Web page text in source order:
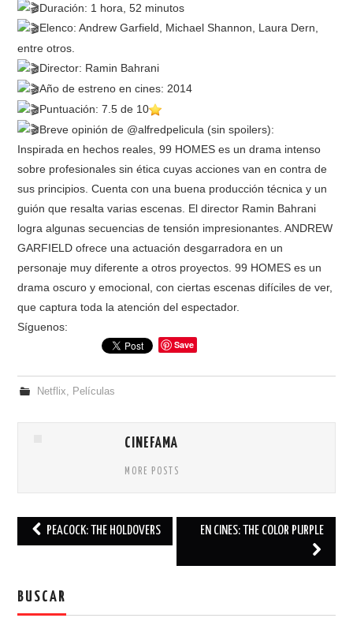
Duración: 1 hora, 52 minutos
Elenco: Andrew Garfield, Michael Shannon, Laura Dern,
entre otros.
Director: Ramin Bahrani
Año de estreno en cines: 2014
Puntuación: 7.5 de 10
Breve opinión de @alfredpelicula (sin spoilers):
Inspirada en hechos reales, 99 HOMES es un drama intenso
sobre profesionales sin ética cuyas acciones van en contra de
sus principios. Cuenta con una buena producción técnica y un
guión que resalta varias escenas. El director Ramin Bahrani
logra algunas secuencias de tensión impresionantes. ANDREW
GARFIELD ofrece una actuación desgarradora en un
personaje muy diferente a otros proyectos. 99 HOMES es un
drama oscuro y emocional, con ciertas escenas difíciles de ver,
que captura toda la atención del espectador.
Síguenos:
Save
Netflix, Películas
CINEFAMA
MORE POSTS
PEACOCK: THE HOLDOVERS EN CINES: THE COLOR PURPLE
BUSCAR